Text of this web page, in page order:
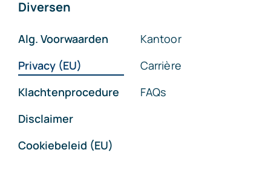
Diversen
Alg. Voorwaarden
Privacy (EU)
Klachtenprocedure
Disclaimer
Cookiebeleid (EU)
Kantoor
Carrière
FAQs